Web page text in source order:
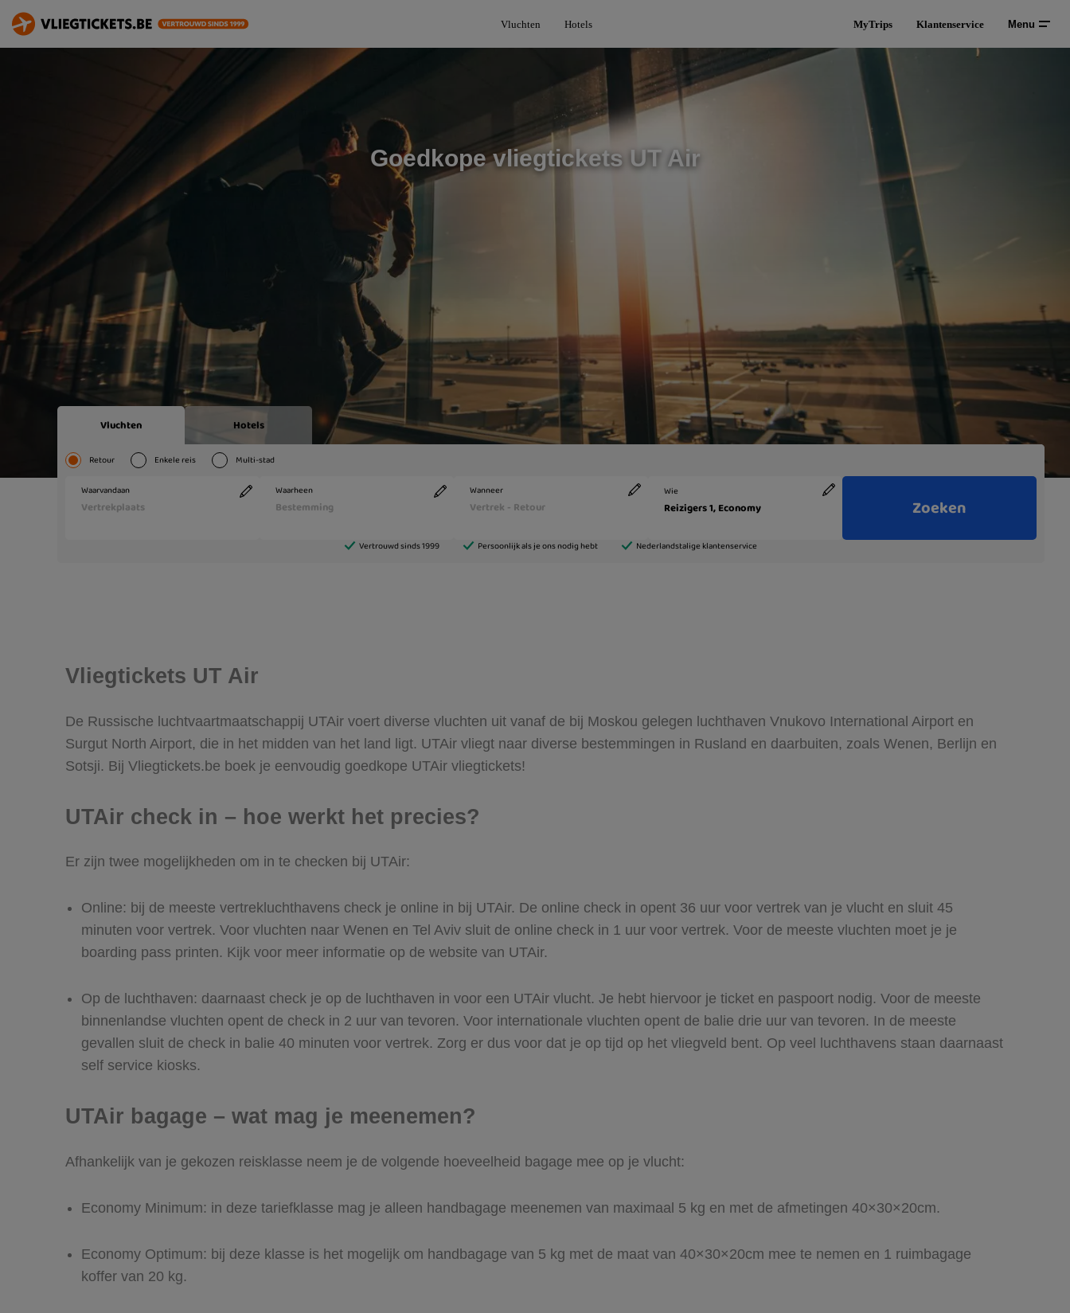
Vluchten Hotels MyTrips Klantenservice Menu
Goedkope vliegtickets UT Air
Vliegtickets UT Air
De Russische luchtvaartmaatschappij UTAir voert diverse vluchten uit vanaf de bij Moskou gelegen luchthaven Vnukovo International Airport en
Surgut North Airport, die in het midden van het land ligt. UTAir vliegt naar diverse bestemmingen in Rusland en daarbuiten, zoals Wenen, Berlijn en
Sotsji. Bij Vliegtickets.be boek je eenvoudig goedkope UTAir vliegtickets!
UTAir check in – hoe werkt het precies?
Er zijn twee mogelijkheden om in te checken bij UTAir:
Online: bij de meeste vertrekluchthavens check je online in bij UTAir. De online check in opent 36 uur voor vertrek van je vlucht en sluit 45
minuten voor vertrek. Voor vluchten naar Wenen en Tel Aviv sluit de online check in 1 uur voor vertrek. Voor de meeste vluchten moet je je
boarding pass printen. Kijk voor meer informatie op de website van UTAir.
Op de luchthaven: daarnaast check je op de luchthaven in voor een UTAir vlucht. Je hebt hiervoor je ticket en paspoort nodig. Voor de meeste
binnenlandse vluchten opent de check in 2 uur van tevoren. Voor internationale vluchten opent de balie drie uur van tevoren. In de meeste
gevallen sluit de check in balie 40 minuten voor vertrek. Zorg er dus voor dat je op tijd op het vliegveld bent. Op veel luchthavens staan daarnaast
self service kiosks.
UTAir bagage – wat mag je meenemen?
Afhankelijk van je gekozen reisklasse neem je de volgende hoeveelheid bagage mee op je vlucht:
Economy Minimum: in deze tariefklasse mag je alleen handbagage meenemen van maximaal 5 kg en met de afmetingen 40×30×20cm.
Economy Optimum: bij deze klasse is het mogelijk om handbagage van 5 kg met de maat van 40×30×20cm mee te nemen en 1 ruimbagage
koffer van 20 kg.